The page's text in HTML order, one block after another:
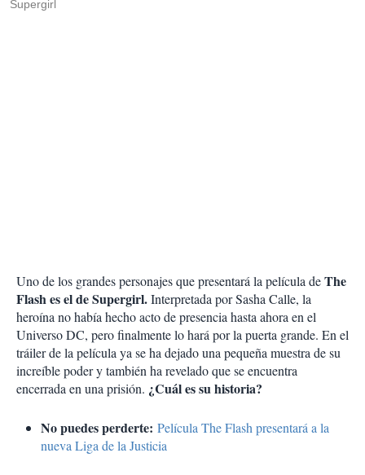
Supergirl
Uno de los grandes personajes que presentará la película deThe
Flash es el de Supergirl.Interpretada por Sasha Calle, la
heroína no había hecho acto de presencia hasta ahora en el
Universo DC, pero finalmente lo hará por la puerta grande. En el
tráiler de la película ya se ha dejado una pequeña muestra de su
increíble poder y también ha revelado que se encuentra
encerrada en una prisión. ¿Cuál es su historia?
No puedes perderte: Película The Flash presentará a la
nueva Liga de la Justicia